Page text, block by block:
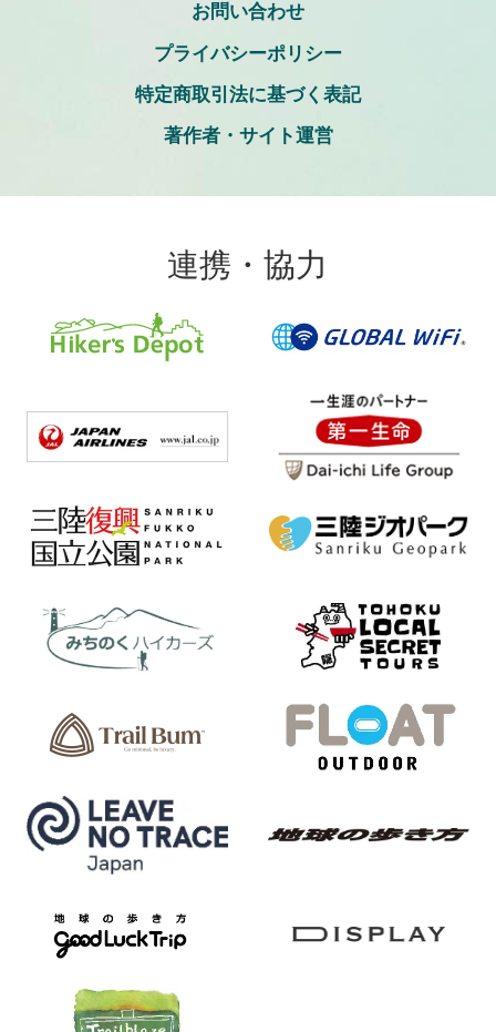
お問い合わせ
プライバシーポリシー
特定商取引法に基づく表記
著作者・サイト運営
連携・協力